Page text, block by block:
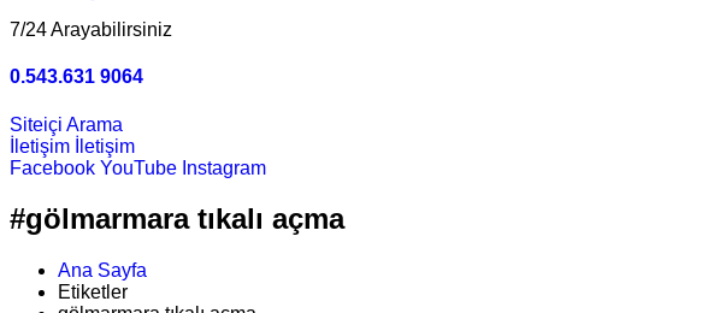
7/24 Arayabilirsiniz
0.543.631 9064
Siteiçi Arama
İletişim
İletişim
Facebook YouTube Instagram
#gölmarmara tıkalı açma
Ana Sayfa
Etiketler